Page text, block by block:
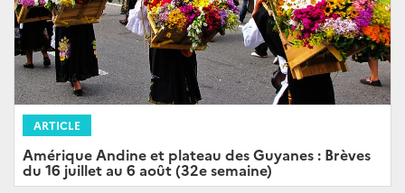
ARTICLE
Amérique Andine et plateau des Guyanes : Brèves
du 16 juillet au 6 août (32e semaine)